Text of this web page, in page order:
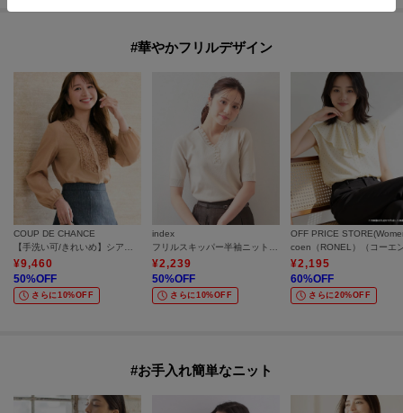
#華やかフリルデザイン
COUP DE CHANCE
¥9,460
50%OFF
さらに10%OFF
index
¥2,239
50%OFF
さらに10%OFF
OFF PRICE
¥2,195
60%OFF
さらに20%OFF
#お手入れ簡単なニット